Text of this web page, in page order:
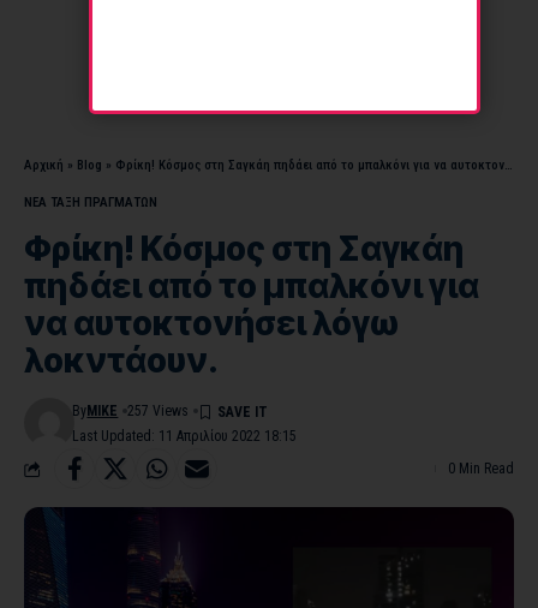
Αρχική » Blog » Φρίκη! Κόσμος στη Σαγκάη πηδάει από το μπαλκόνι για να αυτοκτονήσει λόγω λοκντάουν.
ΝΕΑ ΤΑΞΗ ΠΡΑΓΜΑΤΩΝ
Φρίκη! Κόσμος στη Σαγκάη
πηδάει από το μπαλκόνι για
να αυτοκτονήσει λόγω
λοκντάουν.
Last Updated: 11 Απριλίου 2022 18:15
By MIKE 257 Views
0 Min Read